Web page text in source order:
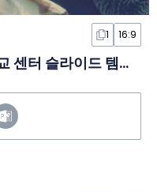
1 16:9
그린&옐로우 학구적 감성 학교 센터 슬라이드 템플릿